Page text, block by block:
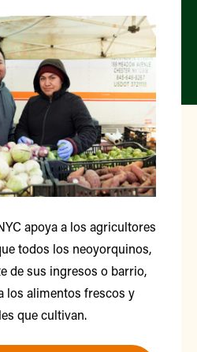
apoya a los agricultores
todos los neoyorquinos,
de sus ingresos o barrio,
los alimentos frescos y
que cultivan.